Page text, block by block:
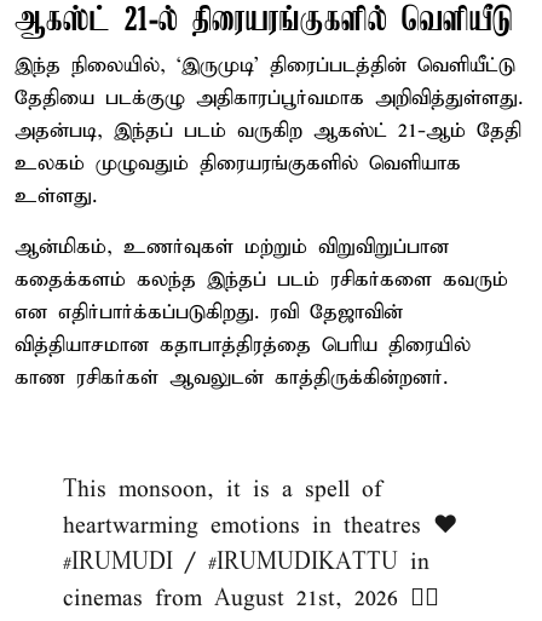
ஆகஸ்ட் 21-ல் திரையரங்குகளில் வெளியீடு
இந்த நிலையில், ‘இருமுடி’ திரைப்படத்தின் வெளியீட்டு
தேதியை படக்குழு அதிகாரப்பூர்வமாக அறிவித்துள்ளது.
அதன்படி, இந்தப் படம் வருகிற ஆகஸ்ட் 21-ஆம் தேதி
உலகம் முழுவதும் திரையரங்குகளில் வெளியாக
உள்ளது.
ஆன்மிகம், உணர்வுகள் மற்றும் விறுவிறுப்பான
கதைக்களம் கலந்த இந்தப் படம் ரசிகர்களை கவரும்
என எதிர்பார்க்கப்படுகிறது. ரவி தேஜாவின்
வித்தியாசமான கதாபாத்திரத்தை பெரிய திரையில்
காண ரசிகர்கள் ஆவலுடன் காத்திருக்கின்றனர்.
This monsoon, it is a spell of
heartwarming emotions in theatres ❤️
#IRUMUDI / #IRUMUDIKATTU in
cinemas from August 21st, 2026 ❤‍🔥